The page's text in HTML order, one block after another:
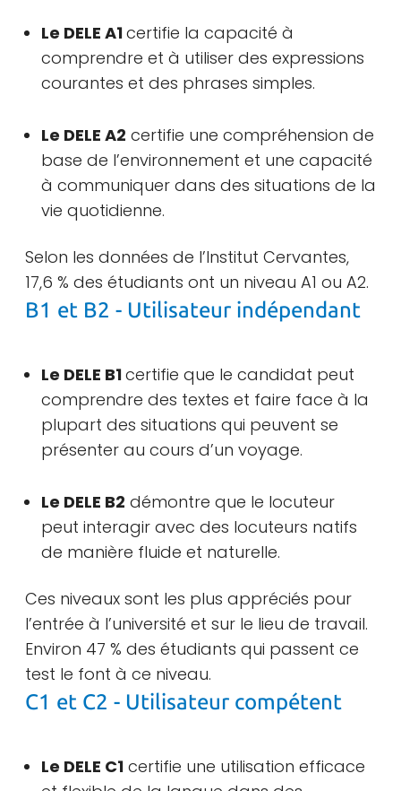
Le DELE A1certifie la capacité à
comprendre et à utiliser des expressions
courantes et des phrases simples.
Le DELE A2 certifie une compréhension de
base de l’environnement et une capacité
à communiquer dans des situations de la
vie quotidienne.
Selon les données de l’Institut Cervantes,
17,6 % des étudiants ont un niveau A1 ou A2.
B1 et B2 - Utilisateur indépendant
Le DELE B1certifie que le candidat peut
comprendre des textes et faire face à la
plupart des situations qui peuvent se
présenter au cours d’un voyage.
Le DELE B2 démontre que le locuteur
peut interagir avec des locuteurs natifs
de manière fluide et naturelle.
Ces niveaux sont les plus appréciés pour
l’entrée à l’université et sur le lieu de travail.
Environ 47 % des étudiants qui passent ce
test le font à ce niveau.
C1 et C2 - Utilisateur compétent
Le DELE C1 certifie une utilisation efficace